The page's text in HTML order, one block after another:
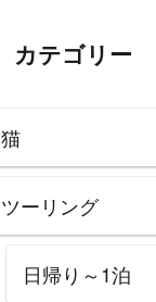
カテゴリー
猫
ツーリング
日帰り～1泊